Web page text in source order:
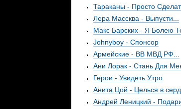
Тараканы - Просто
Лера Массква - Выпусти...
Макс Барских - Я Болею
Johnyboy - Спонсор
Армейские - ВВ МВД РФ...
Ани Лорак - Стань Для
Герои - Увидеть Утро
Анита Цой - Целься в
Андрей Леницкий -